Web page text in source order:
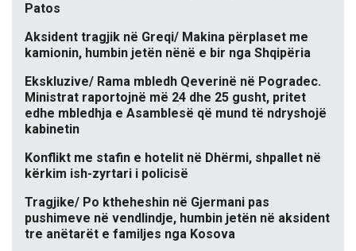
Patos
Aksident tragjik në Greqi/ Makina përplaset me
kamionin, humbin jetën nënë e bir nga Shqipëria
Ekskluzive/ Rama mbledh Qeverinë në Pogradec.
Ministrat raportojnë më 24 dhe 25 gusht, pritet
edhe mbledhja e Asamblesë që mund të ndryshojë
kabinetin
Konflikt me stafin e hotelit në Dhërmi, shpallet në
kërkim ish-zyrtari i policisë
Tragjike/ Po ktheheshin në Gjermani pas
pushimeve në vendlindje, humbin jetën në aksident
tre anëtarët e familjes nga Kosova